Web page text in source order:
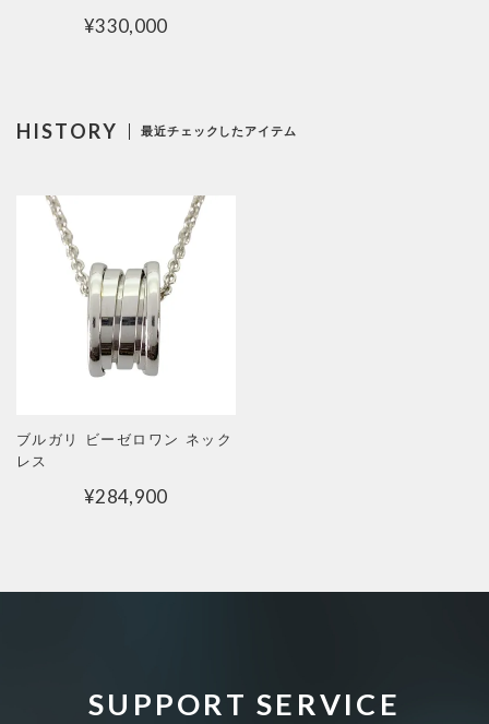
¥330,000
HISTORY 最近チェックしたアイテム
ブルガリ ビーゼロワン ネック
レス
¥284,900
SUPPORT SERVICE